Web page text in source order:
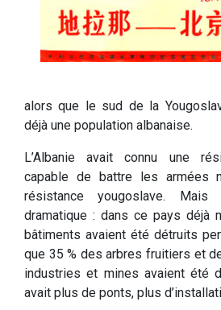
alors que le sud de la
déjà une population albanaise.
L’Albanie avait connu une
capable de battre les armées
résistance yougoslave.
dramatique : dans ce pays déjà
bâtiments avaient été détruits
que 35 % des arbres fruitiers et
industries et mines avaient été
avait plus de ponts, plus